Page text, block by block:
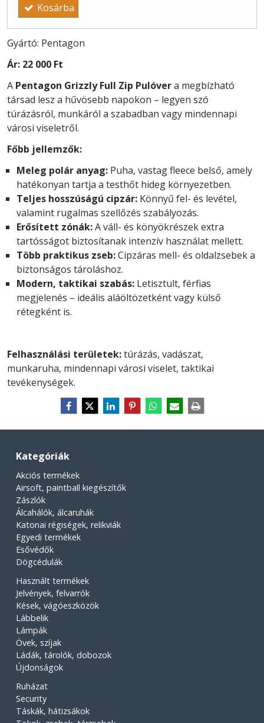
Kosárba
Gyártó: Pentagon
Ár: 22 000 Ft
A Pentagon Grizzly Full Zip Pulóvera megbízható
társad lesz a hűvösebb napokon – legyen szó
túrázásról, munkáról a szabadban vagy mindennapi
városi viseletről.
Főbb jellemzők:
Meleg polár anyag: Puha, vastag fleece belső, amely
hatékonyan tartja a testhőt hideg környezetben.
Teljes hosszúságú cipzár: Könnyű fel- és levétel,
valamint rugalmas szellőzés szabályozás.
Erősített zónák:A váll- és könyökrészek extra
tartósságot biztosítanak intenzív használat mellett.
Több praktikus zseb:Cipzáras mell- és oldalzsebek a
biztonságos tároláshoz.
Modern, taktikai szabás: Letisztult, férfias
megjelenés – ideális aláöltözetként vagy külső
rétegként is.
Felhasználási területek:túrázás, vadászat,
munkaruha, mindennapi városi viselet, taktikai
tevékenységek.
Kategóriák
Akciós termékek
Airsoft, paintball kiegészítők
Zászlók
Álcahálók, álcaruhák
Katonai régiségek, relikviák
Egyedi termékek
Esővédők
Dögcédulák
Használt termékek
Jelvények, felvarrók
Kések, vágóeszközök
Lábbelik
Lámpák
Övek, szíjak
Ládák, tárolók, dobozok
Újdonságok
Ruházat
Security
Táskák, hátizsákok